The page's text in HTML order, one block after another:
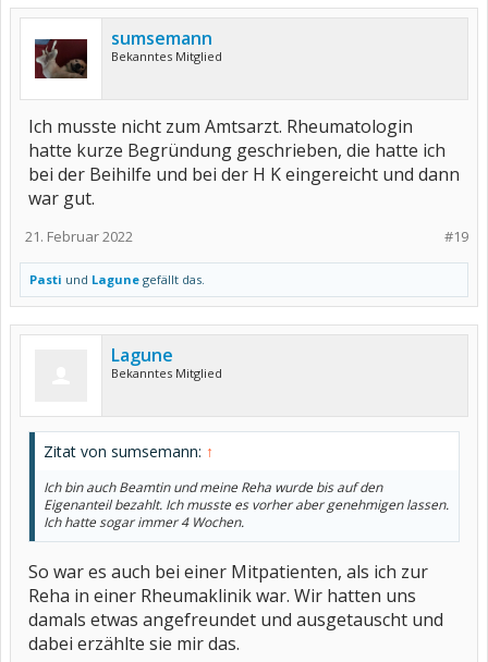
sumsemann
Bekanntes Mitglied
Ich musste nicht zum Amtsarzt. Rheumatologin
hatte kurze Begründung geschrieben, die hatte ich
bei der Beihilfe und bei der H K eingereicht und dann
war gut.
#19
21. Februar 2022
Pasti und Lagune gefällt das.
Lagune
Bekanntes Mitglied
Zitat von sumsemann: ↑
Ich bin auch Beamtin und meine Reha wurde bis auf den
Eigenanteil bezahlt. Ich musste es vorher aber genehmigen lassen.
Ich hatte sogar immer 4 Wochen.
So war es auch bei einer Mitpatienten, als ich zur
Reha in einer Rheumaklinik war. Wir hatten uns
damals etwas angefreundet und ausgetauscht und
dabei erzählte sie mir das.